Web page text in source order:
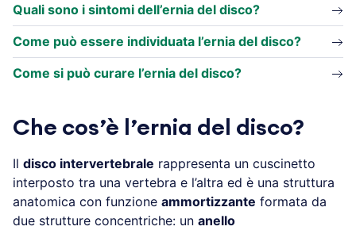
Quali sono i sintomi dell’ernia del disco?
Come può essere individuata l’ernia del disco?
Come si può curare l’ernia del disco?
Che cos’è l’ernia del disco?
Il disco intervertebrale rappresenta un cuscinetto
interposto tra una vertebra e l’altra ed è una struttura
anatomica con funzione ammortizzante formata da
due strutture concentriche: un anello